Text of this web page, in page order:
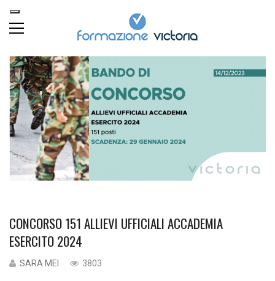
CONCORSO 151 ALLIEVI UFFICIALI ACCADEMIA
ESERCITO 2024
SARA MEI 3803